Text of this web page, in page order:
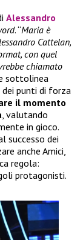
Alessandro
. “Maria è
Cattelan,
con quel
chiamato
sottolinea
punti di forza
il momento
, valutando
in gioco.
successo dei
anche Amici,
regola:
protagonisti.